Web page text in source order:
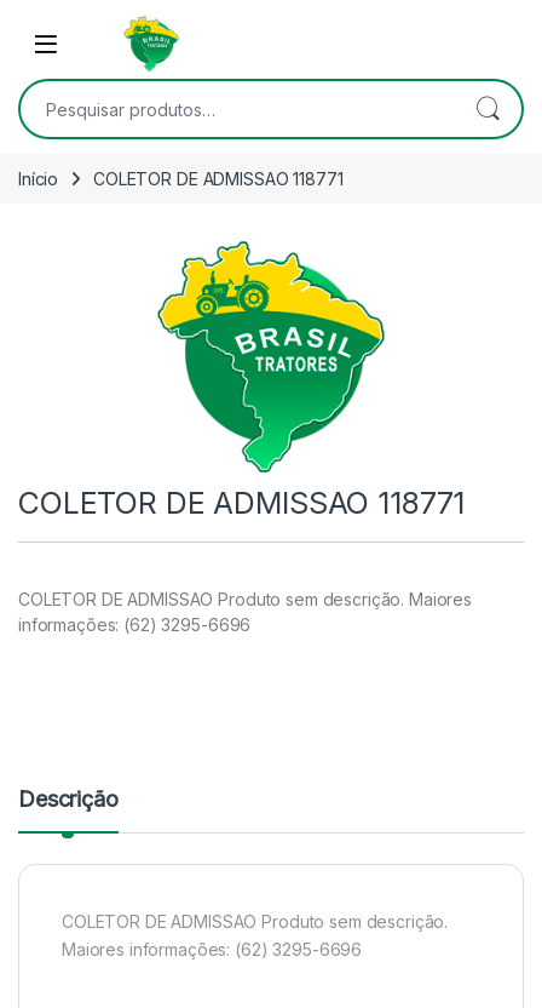
Skip to navigation
Open
Pesquisar por:
Início COLETOR DE ADMISSAO 118771
COLETOR DE ADMISSAO 118771
COLETOR DE ADMISSAO Produto sem descrição. Maiores
informações: (62) 3295-6696
Descrição
COLETOR DE ADMISSAO Produto sem descrição.
Maiores informações: (62) 3295-6696